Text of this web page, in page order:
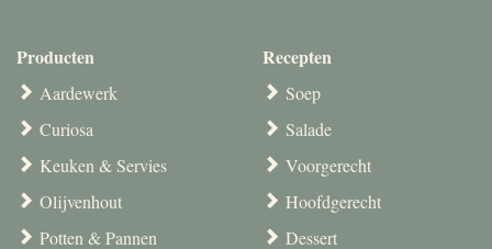
Producten
Aardewerk
Curiosa
Keuken & Servies
Olijvenhout
Potten & Pannen
Recepten
Soep
Salade
Voorgerecht
Hoofdgerecht
Dessert